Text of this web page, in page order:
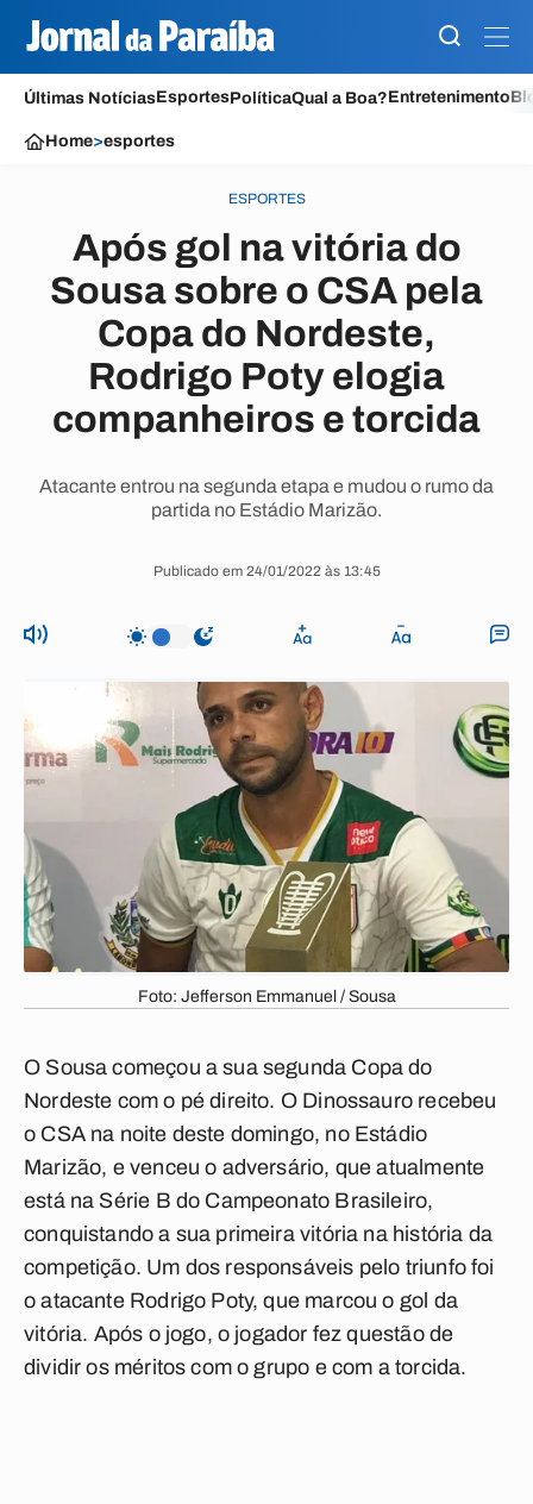
Últimas NotíciasEsportesPolíticaQual a Boa?Entretenimento
Home>esportes
ESPORTES
Após gol na vitória do
Sousa sobre o CSA pela
Copa do Nordeste,
Rodrigo Poty elogia
companheiros e torcida
Atacante entrou na segunda etapa e mudou o rumo da
partida no Estádio Marizão.
Publicado em 24/01/2022 às 13:45
Foto: Jefferson Emmanuel / Sousa
O Sousa começou a sua segunda Copa do
Nordeste com o pé direito. O Dinossauro recebeu
o CSA na noite deste domingo, no Estádio
Marizão, e venceu o adversário, que atualmente
está na Série B do Campeonato Brasileiro,
conquistando a sua primeira vitória na história da
competição. Um dos responsáveis pelo triunfo foi
o atacante Rodrigo Poty, que marcou o gol da
vitória. Após o jogo, o jogador fez questão de
dividir os méritos com o grupo e com a torcida.